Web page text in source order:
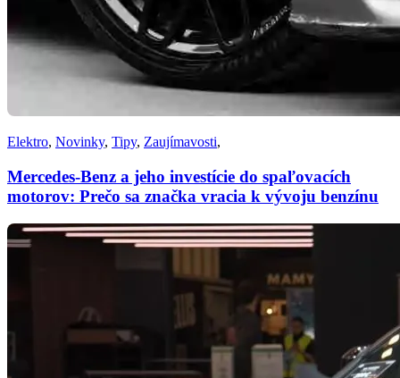
Elektro, Novinky, Tipy, Zaujímavosti,
Mercedes-Benz a jeho investície do spaľovacích
motorov: Prečo sa značka vracia k vývoju benzínu